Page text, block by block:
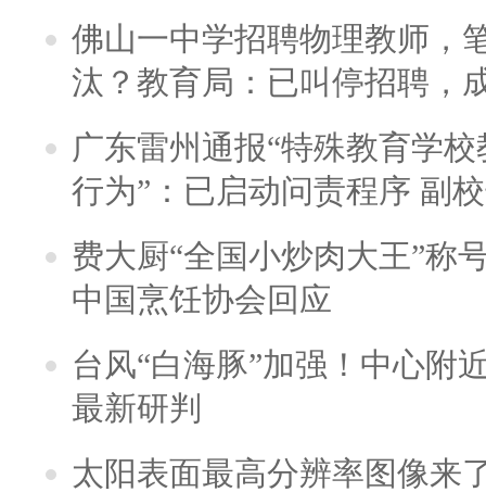
佛山一中学招聘物理教师，
汰？教育局：已叫停招聘，
广东雷州通报“特殊教育学
行为”：已启动问责程序 副
费大厨“全国小炒肉大王”称
中国烹饪协会回应
台风“白海豚”加强！中心附
最新研判
太阳表面最高分辨率图像来